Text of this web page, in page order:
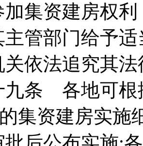
集资建房权
管部门给予
关依法追究其
各地可根据
集资建房实施